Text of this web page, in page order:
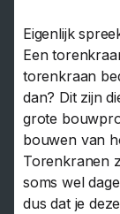
Eigenlijk
Een
torenkraan
dan? Dit zijn
grote
bouwen van
Torenkranen
soms wel
dus dat je